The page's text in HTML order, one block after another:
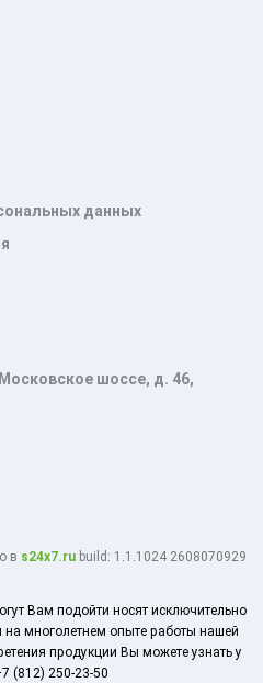
данных
шоссе, д. 46,
в s24x7.ru build: 1.1.1024 2608070929
Вам подойти носят исключительно
многолетнем опыте работы нашей
продукции Вы можете узнать у
(812) 250-23-50